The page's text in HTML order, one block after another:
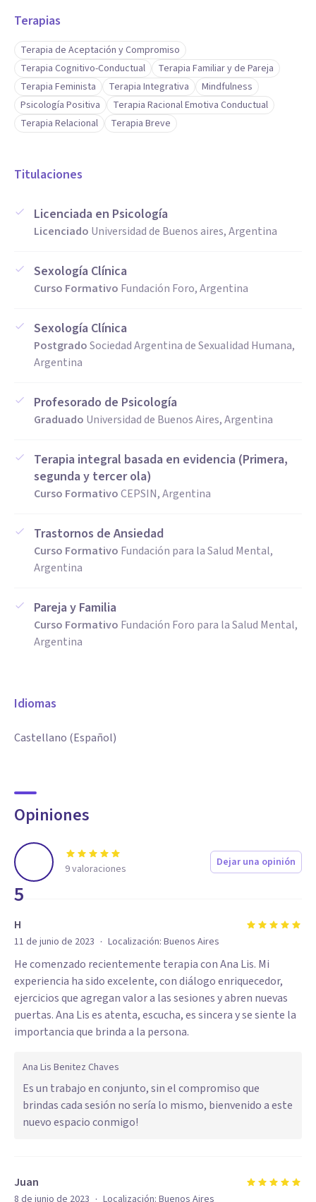
Terapias
Terapia de Aceptación y Compromiso
Terapia Cognitivo-Conductual
Terapia Familiar y de Pareja
Terapia Feminista
Terapia Integrativa
Mindfulness
Psicología Positiva
Terapia Racional Emotiva Conductual
Terapia Relacional
Terapia Breve
Titulaciones
Licenciada en Psicología
Licenciado Universidad de Buenos aires, Argentina
Sexología Clínica
Curso Formativo Fundación Foro, Argentina
Sexología Clínica
PostgradoSociedad Argentina de Sexualidad Humana,
Argentina
Profesorado de Psicología
Graduado Universidad de Buenos Aires, Argentina
Terapia integral basada en evidencia (Primera,
segunda y tercer ola)
Curso FormativoCEPSIN, Argentina
Trastornos de Ansiedad
Curso Formativo Fundación para la Salud Mental,
Argentina
Pareja y Familia
Curso Formativo Fundación Foro para la Salud Mental,
Argentina
Idiomas
Castellano (Español)
Opiniones
5
9valoraciones Dejar una opinión
H
11 de junio de 2023 · Localización: Buenos Aires
He comenzado recientemente terapia con Ana Lis. Mi
experiencia ha sido excelente, con diálogo enriquecedor,
ejercicios que agregan valor a las sesiones y abren nuevas
puertas. Ana Lis es atenta, escucha, es sincera y se siente la
importancia que brinda a la persona.
Ana Lis Benitez Chaves
Es un trabajo en conjunto, sin el compromiso que
brindas cada sesión no sería lo mismo, bienvenido a este
nuevo espacio conmigo!
Juan
8 de junio de 2023 Localización: Buenos Aires